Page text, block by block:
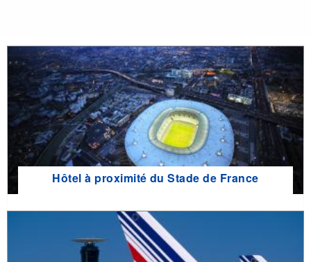
Hôtel à proximité du Stade de France